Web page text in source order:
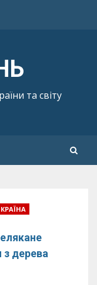
та світу
з дерева